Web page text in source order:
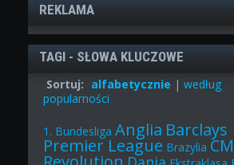
REKLAMA
TAGI - SŁOWA KLUCZOWE
Sortuj: alfabetycznie |według
popularności
1. Bundesliga Anglia Barclays
Premier League Brazylia CM